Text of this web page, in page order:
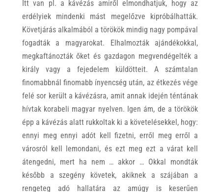
Itt van pl. a kávézás amiről elmondhatjuk, hogy az
erdélyiek mindenki mást megelőzve kipróbálhatták.
Követjárás alkalmából a törökök mindig nagy pompával
fogadták a magyarokat. Elhalmozták ajándékokkal,
megkaftánozták őket és gazdagon megvendégelték a
király vagy a fejedelem küldötteit. A számtalan
finomabbnál finomabb ínyencség után, az étkezés vége
felé sor került a kávézásra, amit annak idején téntának
hívtak korabeli magyar nyelven. Igen ám, de a törökök
épp a kávézás alatt rukkoltak ki a követelésekkel, hogy:
ennyi meg ennyi adót kell fizetni, erről meg erről a
városról kell lemondani, és ezt meg ezt a várat kell
átengedni, mert ha nem … akkor … Okkal mondták
később a szegény követek, akiknek a szájában a
rengeteg adó hallatára az amúgy is keserűen